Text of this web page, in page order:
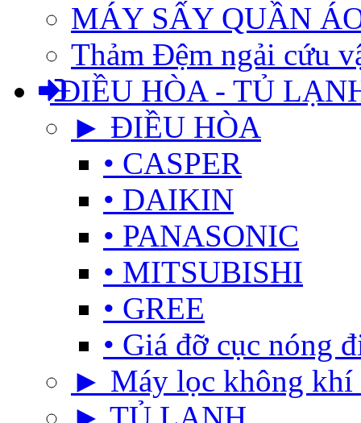
MÁY SẤY QUẦN
Thảm Đệm ngải cứu
ĐIỀU HÒA - TỦ
► ĐIỀU HÒA
• CASPER
• DAIKIN
• PANASONIC
• MITSUBISHI
• GREE
• Giá đỡ cục nóng
► Máy lọc không khí